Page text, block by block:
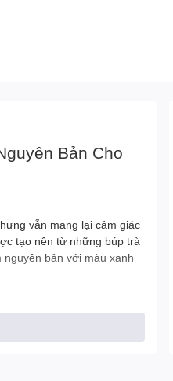
Bản Cho
vẫn mang lại cảm giác
tạo nên từ những búp trà
bản với màu xanh